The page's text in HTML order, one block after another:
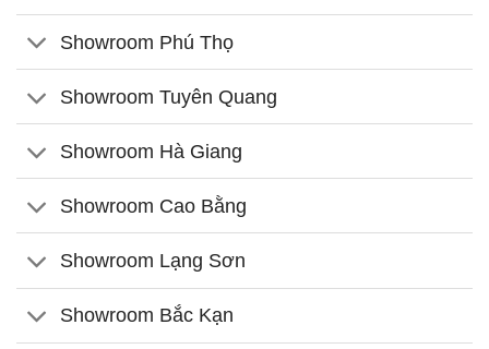
Showroom Phú Thọ
Showroom Tuyên Quang
Showroom Hà Giang
Showroom Cao Bằng
Showroom Lạng Sơn
Showroom Bắc Kạn